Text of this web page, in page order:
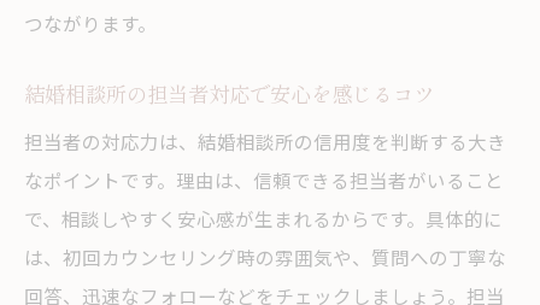
つながります。
結婚相談所の担当者対応で安心を感じるコツ
担当者の対応力は、結婚相談所の信用度を判断する大き
なポイントです。理由は、信頼できる担当者がいること
で、相談しやすく安心感が生まれるからです。具体的に
は、初回カウンセリング時の雰囲気や、質問への丁寧な
回答、迅速なフォローなどをチェックしましょう。担当